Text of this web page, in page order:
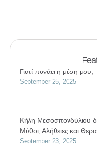
Γιατί πονάει η μέση μου;
September 25, 2025
Κήλη Μεσοσπονδύλιου
Μύθοι, Αλήθειες και
September 23, 2025